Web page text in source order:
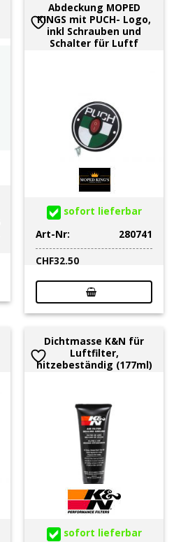
Abdeckung MOPED
KINGS mit PUCH- Logo,
inkl Schrauben und
Schalter für Luftf
sofort lieferbar
Art-Nr:
280741
CHF32.50
Dichtmasse K&N für
Luftfilter,
hitzebeständig (177ml)
sofort lieferbar